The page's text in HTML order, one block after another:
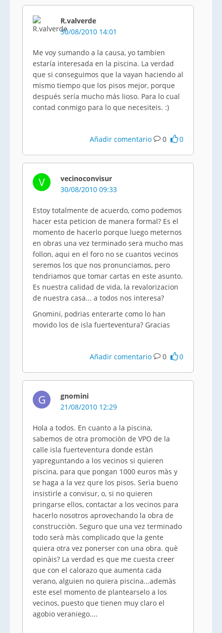
R.valverde
30/08/2010 14:01
Me voy sumando a la causa, yo tambien
estaría interesada en la piscina. La verdad
que si conseguimos que la vayan haciendo al
mismo tiempo que los pisos mejor, porque
después sería mucho más lioso. Para lo cual
contad conmigo para lo que necesiteis. :)
Añadir comentario 0 0
V
vecinoconvisur
30/08/2010 09:33
Estoy totalmente de acuerdo, como podemos
hacer esta peticion de manera formal? Es el
momento de hacerlo porque luego meternos
en obras una vez terminado sera mucho mas
follon, aqui en el foro no se cuantos vecinos
seremos los que nos pronunciamos, pero
tendriamos que tomar cartas en este asunto.
Es nuestra calidad de vida, la revalorizacion
de nuestra casa... a todos nos interesa?
Gnomini, podrias enterarte como lo han
movido los de isla fuerteventura? Gracias
Añadir comentario 0 0
G
gnomini
21/08/2010 12:29
Hola a todos. En cuanto a la piscina,
sabemos de otra promociòn de VPO de la
calle isla fuerteventura donde estàn
yapreguntando a los vecinos si quieren
piscina, para que pongan 1000 euros màs y
se haga a la vez qure los pisos. Serìa bueno
insistirle a convisur, o, si no quieren
pringarse ellos, contactar a los vecinos para
hacerlo nosotros aprovechando la obra de
construcciòn. Seguro que una vez terminado
todo serà màs complicado que la gente
quiera otra vez ponerser con una obra. què
opinàis? La verdad es que me cuesta creer
que con el calorazo que aumenta cada
verano, alguien no quiera piscina...ademàs
este esel momento de plantearselo a los
vecinos, puesto que tienen muy claro el
agobio veraniego....